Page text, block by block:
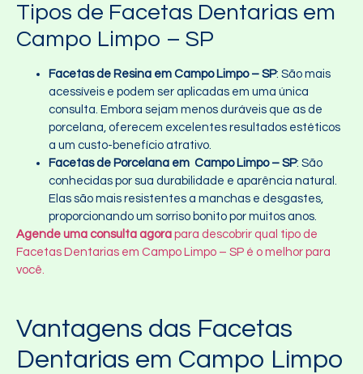
Tipos de Facetas Dentarias em
Campo Limpo – SP
Facetas de Resina em Campo Limpo – SP: São mais
acessíveis e podem ser aplicadas em uma única
consulta. Embora sejam menos duráveis que as de
porcelana, oferecem excelentes resultados estéticos
a um custo-benefício atrativo.
Facetas de Porcelana em Campo Limpo – SP: São
conhecidas por sua durabilidade e aparência natural.
Elas são mais resistentes a manchas e desgastes,
proporcionando um sorriso bonito por muitos anos.
Agende uma consulta agora para descobrir qual tipo de
Facetas Dentarias em Campo Limpo – SP é o melhor para
você.
Vantagens das Facetas
Dentarias em Campo Limpo